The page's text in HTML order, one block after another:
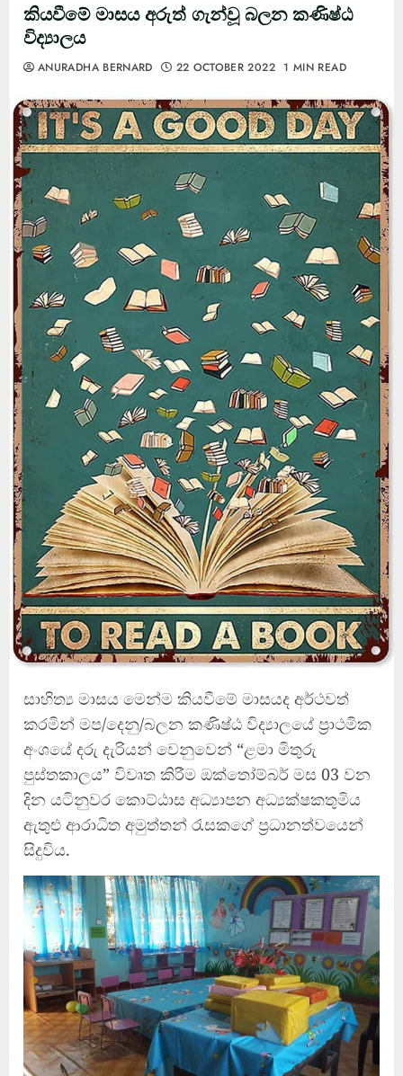
කියවීමේ මාසය අරුත් ගැන්වූ බලන කණිෂ්ඨ
විද්‍යාලය
ANURADHA BERNARD 22 OCTOBER 2022 1 MIN READ
සාහිත්‍ය මාසය මෙන්ම කියවීමේ මාසයද අර්ථවත්
කරමින් මප/දෙනු/බලන කණිෂ්ඨ විද්‍යාලයේ ප්‍රාථමික
අංශයේ දරු දැරියන් වෙනුවෙන් “ළමා මිතුරු
පුස්තකාලය” විවෘත කිරීම ඔක්තෝම්බර් මස 03 වන
දින යටිනුවර කොට්ඨාස අධ්‍යාපන අධ්‍යක්ෂකතුමිය
ඇතුළු ආරාධිත අමුත්තන් රැසකගේ ප්‍රධානත්වයෙන්
සිදුවිය.